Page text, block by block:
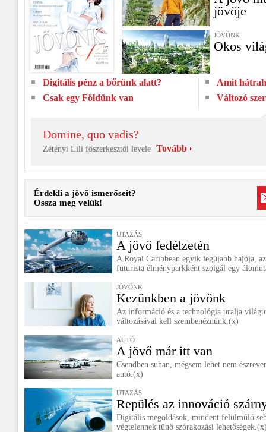
jövője
JÖVŐNK
Okos
Digitális pénz a bőrünk alatt?
Csak egy Földünk van
Amit
Változó
Domine, quo vadis?
Zétényi Lili főszerkesztői levele Tovább
Érdekli a jövő ismerőseit?
Ossza meg velük!
UTAZÁS
A jövő fedélzetén
A Royal Caribbean egyik legújabb hajója,
futurista élményparkként szolgál egy
JÖVŐNK
Kezünkben a jövőnk
Az információ és a technológia uralja
változásával kell szembenéznünk.(x)
AUTÓ
A jövő már itt van
Csendben suhan, mégsem lehet nem
autó.(x)
UTAZÁS
Repülés az innováció
Digitális megoldások, mindent felülmúló
végtelennek tűnő szórakozási